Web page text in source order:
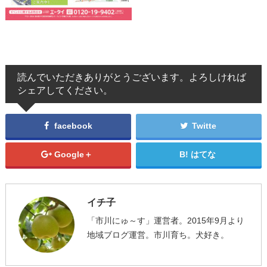
読んでいただきありがとうございます。よろしければ
シェアしてください。
facebook Twitte
Google＋ はてな
イチ子
「市川にゅ～す」運営者。2015年9月より
地域ブログ運営。市川育ち。犬好き。